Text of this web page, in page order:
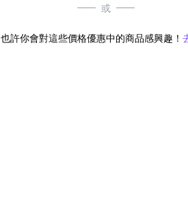
或
也許你會對這些價格優惠中的商品感興趣！